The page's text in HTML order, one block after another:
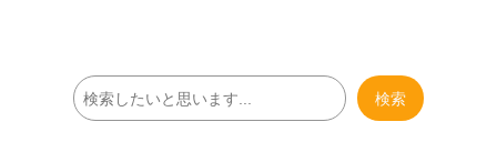
検
索
検索